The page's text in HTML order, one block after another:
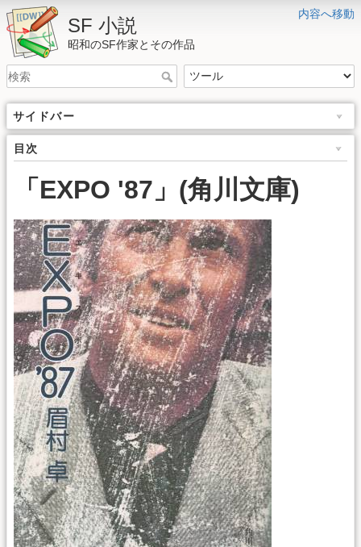
内容へ移動
SF 小説
昭和のSF作家とその作品
サイドバー
目次
「EXPO '87」(角川文庫)